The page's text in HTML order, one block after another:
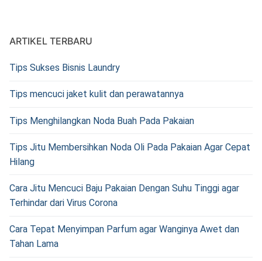
ARTIKEL TERBARU
Tips Sukses Bisnis Laundry
Tips mencuci jaket kulit dan perawatannya
Tips Menghilangkan Noda Buah Pada Pakaian
Tips Jitu Membersihkan Noda Oli Pada Pakaian Agar Cepat
Hilang
Cara Jitu Mencuci Baju Pakaian Dengan Suhu Tinggi agar
Terhindar dari Virus Corona
Cara Tepat Menyimpan Parfum agar Wanginya Awet dan
Tahan Lama